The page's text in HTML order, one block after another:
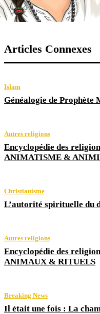
Articles Connexes
Islam
Généalogie de Prophète
Autres religions
Encyclopédie des
ANIMATISME &
Christianisme
L’autorité spirituelle du
Autres religions
Encyclopédie des
ANIMAUX & RITUELS
Breaking News
Il était une fois : La